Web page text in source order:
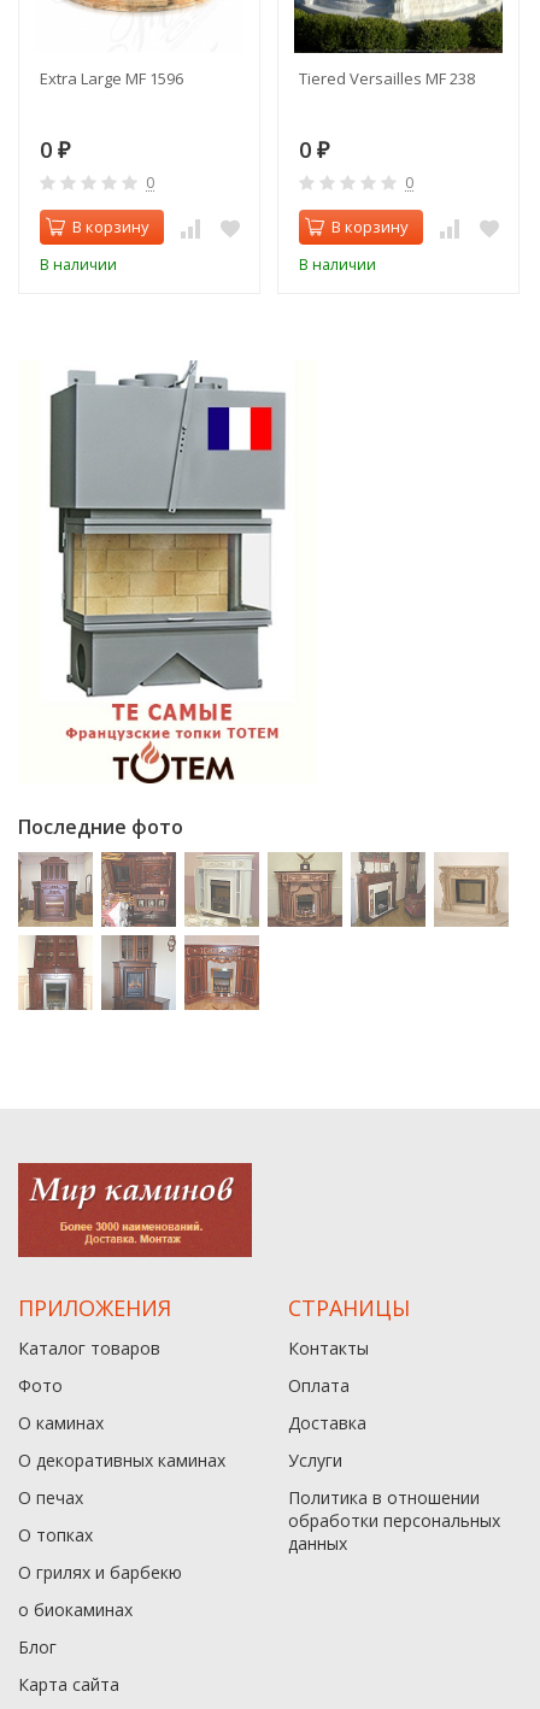
Extra Large MF 1596
0 ₽
0
В корзину
В наличии
Tiered Versailles MF 238
0 ₽
0
В корзину
В наличии
Последние фото
ПРИЛОЖЕНИЯ
Каталог товаров
Фото
О каминах
О декоративных каминах
О печах
О топках
О грилях и барбекю
о биокаминах
Блог
Карта сайта
СТРАНИЦЫ
Контакты
Оплата
Доставка
Услуги
Политика в отношении
обработки персональных
данныx